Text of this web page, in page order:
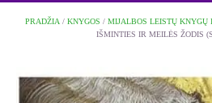
PRADŽIA / KNYGOS / MIJALBOS LEISTŲ KNYGŲ
IŠMINTIES IR MEILĖS ŽODIS